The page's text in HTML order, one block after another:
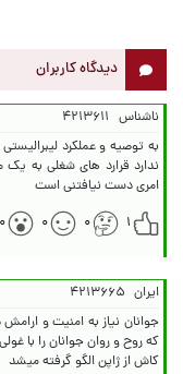
دیدگاه کاربران
ناشناس ۴۲۱۳۶۱۱
به توصیه و عملکرد
ندارد قرارد های شغلی به
امری دست نیافتنی است
۱
۰ ۰ ۰
ایران ۴۲۱۳۶۶۵
جوانان نیاز به امنیت و
کاش از ژاپن الگو گرفته میشد